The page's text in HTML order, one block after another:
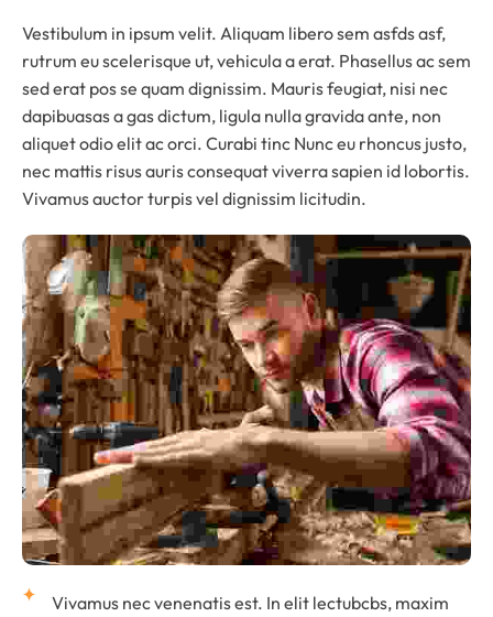
Vestibulum in ipsum velit. Aliquam libero sem asfds asf,
rutrum eu scelerisque ut, vehicula a erat. Phasellus ac sem
sed erat pos se quam dignissim. Mauris feugiat, nisi nec
dapibuasas a gas dictum, ligula nulla gravida ante, non
aliquet odio elit ac orci. Curabi tinc Nunc eu rhoncus justo,
nec mattis risus auris consequat viverra sapien id lobortis.
Vivamus auctor turpis vel dignissim licitudin.
Vivamus nec venenatis est. In elit lectubcbs, maxim